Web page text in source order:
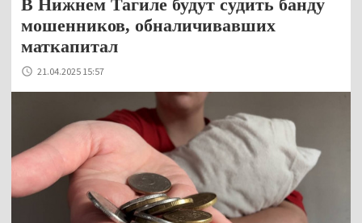
В Нижнем Тагиле будут судить банду
мошенников, обналичивавших
маткапитал
21.04.2025 15:57